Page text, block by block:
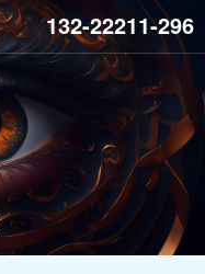
132-22211-296